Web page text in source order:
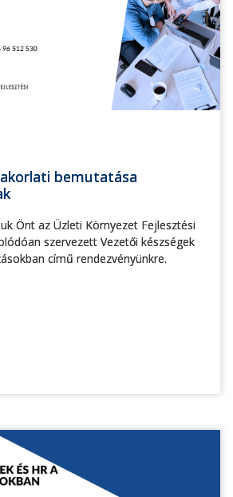
bemutatása
Önt az Üzleti Környezet Fejlesztési
szervezett Vezetői készségek
című rendezvényünkre.